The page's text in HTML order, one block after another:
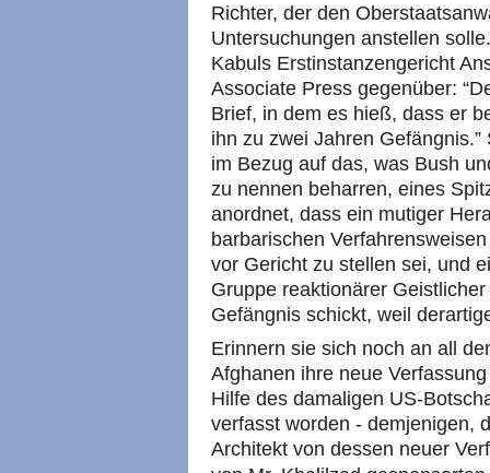
Richter, der den
Untersuchungen anstellen
Kabuls Erstinstanzengericht
Associate Press gegenüber:
Brief, in dem es hieß, dass er
ihn zu zwei Jahren
im Bezug auf das, was Bush
zu nennen beharren, eines
anordnet, dass ein mutiger
barbarischen
vor Gericht zu stellen sei, und
Gruppe reaktionärer
Gefängnis schickt, weil
Erinnern sie sich noch an all
Afghanen ihre neue
Hilfe des damaligen US-
verfasst worden - demjenigen,
Architekt von dessen neuer